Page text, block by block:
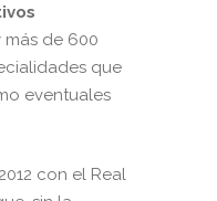
más de 600
que
eventuales
con el Real